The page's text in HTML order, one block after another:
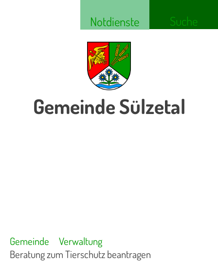
Notdienste Suche
Gemeinde Sülzetal
Gemeinde
Verwaltung
Beratung zum Tierschutz beantragen